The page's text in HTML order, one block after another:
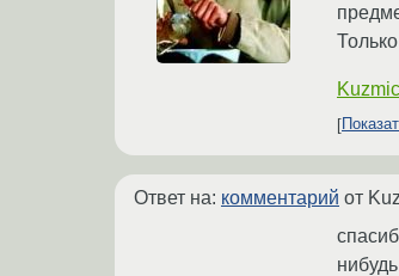
Ответ на: комментарий от